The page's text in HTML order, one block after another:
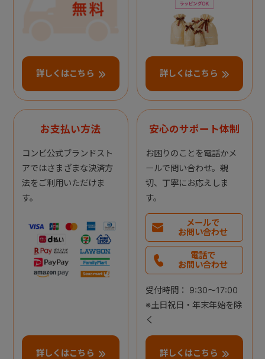
詳しくはこちら 詳しくはこちら
お支払い方法
コンビ公式ブランドスト
アではさまざまな決済方
法をご利用いただけま
す。
詳しくはこちら
安心のサポート体制
お困りのことを電話かメ
ールで問い合わせ。親
切、丁寧にお応えしま
す。
メールで
お問い合わせ
電話で
お問い合わせ
受付時間： 9:30～17:00
※土日祝日・年末年始を除
く
詳しくはこちら